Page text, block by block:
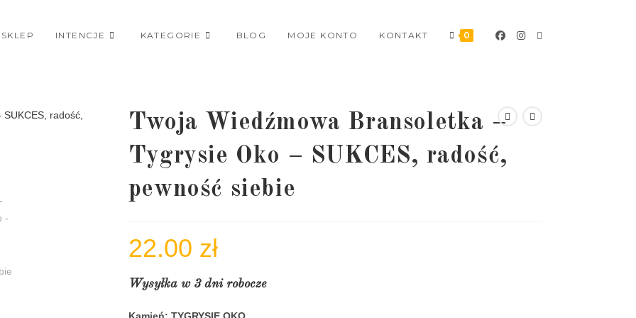
SKLEP INTENCJE KATEGORIE BLOG MOJE KONTO KONTAKT 0
Twoja Wiedźmowa Bransoletka –
Tygrysie Oko – SUKCES, radość,
pewność siebie
22.00 zł
Wysyłka w 3 dni robocze